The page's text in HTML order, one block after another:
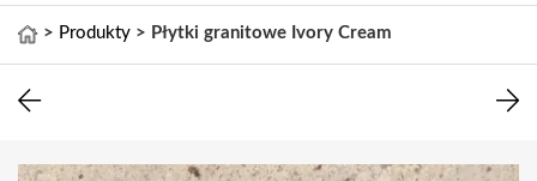
> Produkty > Płytki granitowe Ivory Cream